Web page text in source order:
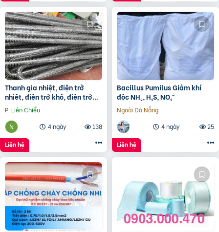
Thanh gia nhiệt, điện trở
nhiệt, điện trở khô, điện trở
đun hóa chất, điện trở lò nung
P. Liên Chiểu
4 ngày
138
Liên hệ
Bacillus Pumilus Giảm khí
độc NH₃, H₂S, NO₂⁻
Ngoài Đà Nẵng
4 ngày
25
Liên hệ